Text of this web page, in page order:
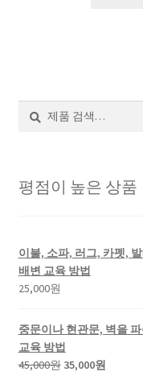
평점이 높은 상품
이불, 소파, 러그, 카펫,
배변 교육 방법
25,000원
중문이나 현관문, 벽을
교육 방법
45,000원 35,000원